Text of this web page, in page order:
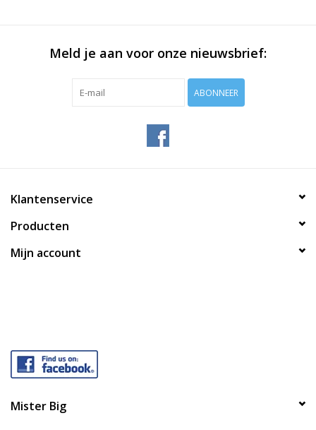
Meld je aan voor onze nieuwsbrief:
ABONNEER
Klantenservice
Producten
Mijn account
Mister Big